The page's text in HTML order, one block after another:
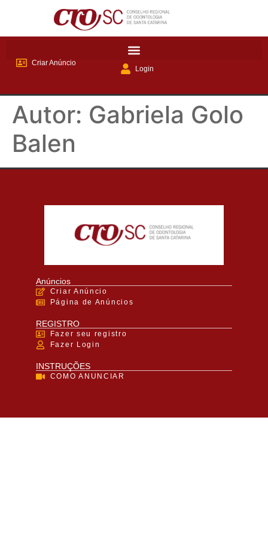
Criar Anúncio
Login
Autor: Gabriela Golo
Balen
Anúncios
Criar Anúncio
Página de Anúncios
REGISTRO
Fazer seu registro
Fazer Login
INSTRUÇÕES
COMO ANUNCIAR